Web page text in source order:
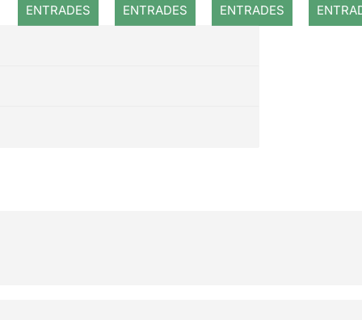
ENTRADES
ENTRADES
ENTRADES